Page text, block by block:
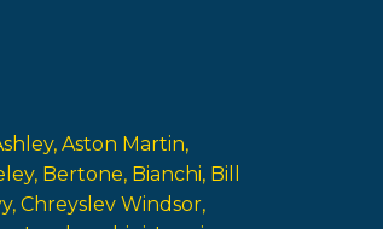
Aston Martin
Bertone Bianchi Bill
Chreyslev Windsor